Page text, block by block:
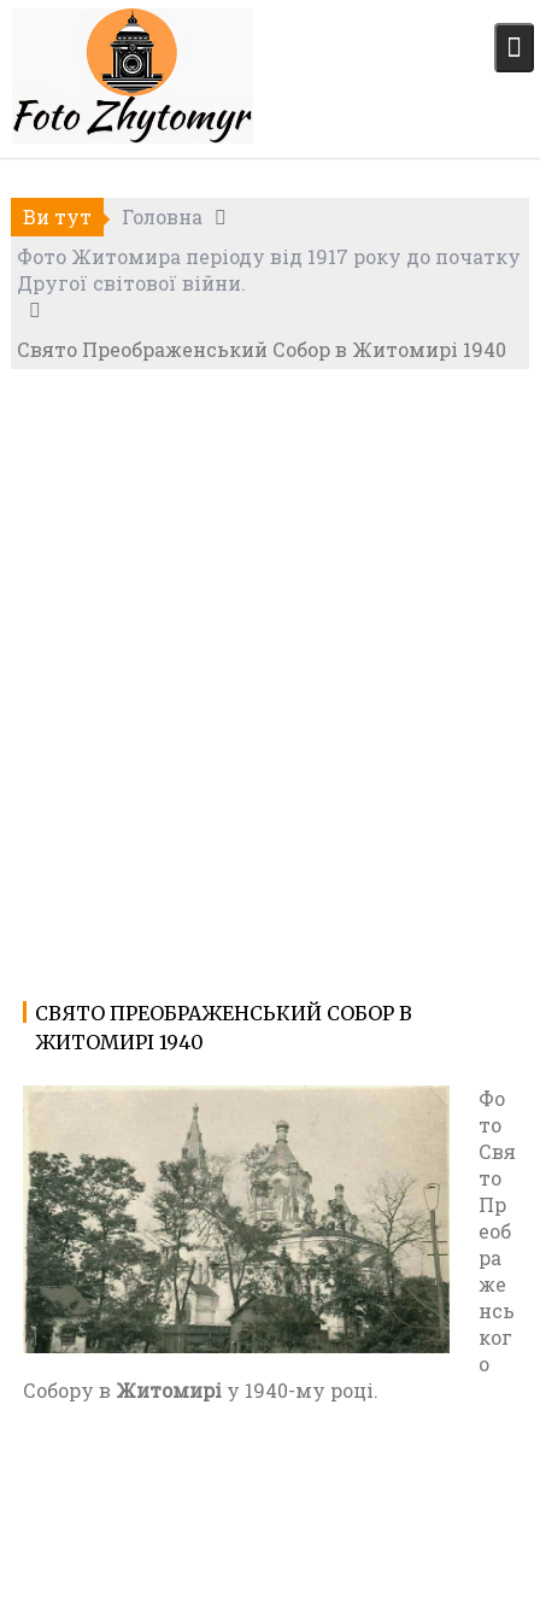
Ви тут
Головна
Фото Житомира періоду від 1917 року до початку
Другої світової війни.
Свято Преображенський Собор в Житомирі 1940
21.01.2022
Ф
о
Ж
и
т
о
м
и
р
а
п
р
СВЯТО ПРЕОБРАЖЕНСЬКИЙ СОБОР В
ЖИТОМИРІ 1940
Фо
то
Свя
то
Пр
еоб
ра
же
нсь
ког
о
Собору в Житомирі у 1940-му році.